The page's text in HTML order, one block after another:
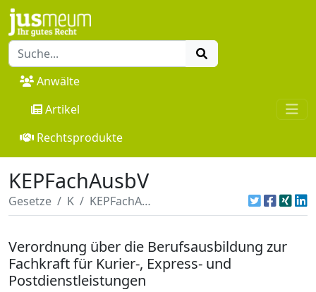
Anwälte
Artikel
Rechtsprodukte
KEPFachAusbV
Gesetze K KEPFachAusbV
Verordnung über die Berufsausbildung zur
Fachkraft für Kurier-, Express- und
Postdienstleistungen